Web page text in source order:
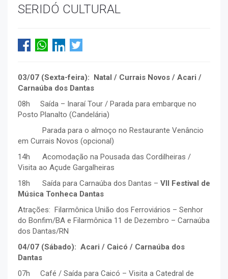
SERIDÓ CULTURAL
03/07 (Sexta-feira): Natal / Currais Novos / Acari /
Carnaúba dos Dantas
08h Saída – Inaraí Tour / Parada para embarque no
Posto Planalto (Candelária)
Parada para o almoço no Restaurante Venâncio
em Currais Novos (opcional)
14h Acomodação na Pousada das Cordilheiras /
Visita ao Açude Gargalheiras
18h Saída para Carnaúba dos Dantas – VII Festival de
Música Tonheca Dantas
Atrações: Filarmônica União dos Ferroviários – Senhor
do Bonfim/BA e Filarmônica 11 de Dezembro – Carnaúba
dos Dantas/RN
04/07 (Sábado): Acari / Caicó / Carnaúba dos
Dantas
07h Café / Saída para Caicó – Visita a Catedral de